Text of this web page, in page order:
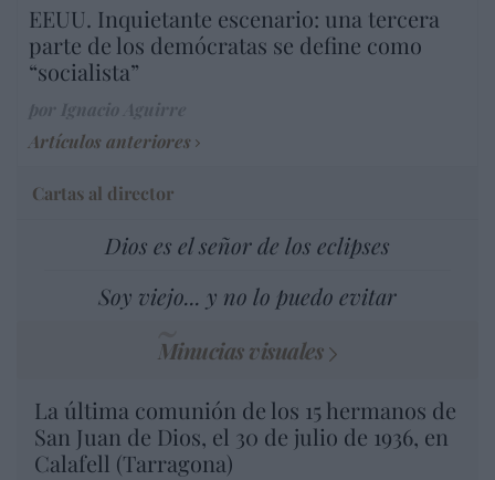
EEUU. Inquietante escenario: una tercera
parte de los demócratas se define como
“socialista”
Artículos anteriores
Cartas al director
Dios es el señor de los eclipses
Soy viejo... y no lo puedo evitar
Minucias visuales
La última comunión de los 15 hermanos de
San Juan de Dios, el 30 de julio de 1936, en
Calafell (Tarragona)